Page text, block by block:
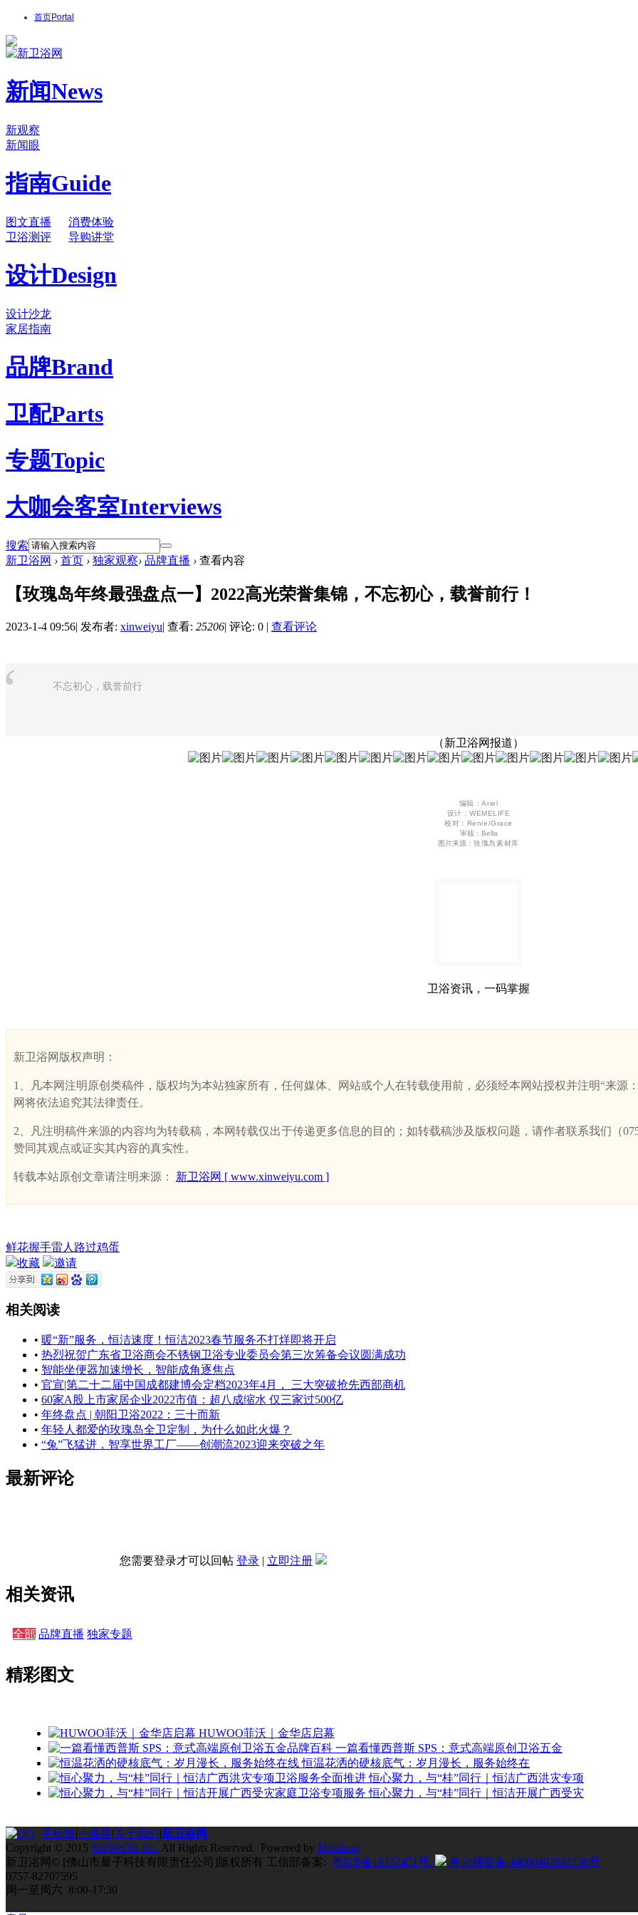
首页Portal
新闻News
新观察
新闻眼
指南Guide
图文直播
消费体验
卫浴测评
导购讲堂
设计Design
设计沙龙
家居指南
品牌Brand
卫配Parts
专题Topic
大咖会客室Interviews
搜索
新卫浴网 › 首页 › 独家观察› 品牌直播 › 查看内容
【玫瑰岛年终最强盘点一】2022高光荣誉集锦，不忘初心，载誉前行！
2023-1-4 09:56| 发布者: xinweiyu| 查看: 25206| 评论: 0 | 查看评论
不忘初心，载誉前行
（新卫浴网报道）
编辑：Ariel
设计：WEMELIFE
校对： Renie/Grace
审核：Bella
图片来源：玫瑰岛素材库
卫浴资讯，一码掌握
新卫浴网版权声明：
1、凡本网注明原创类稿件，版权均为本站独家所有，任何媒体、网站或个人在转载使用前，必须经本网站授权并注明“来源
网将依法追究其法律责任。
2、凡注明稿件来源的内容均为转载稿，本网转载仅出于传递更多信息的目的；如转载稿涉及版权问题，请作者联系我们（
赞同其观点或证实其内容的真实性。
转载本站原创文章请注明来源： 新卫浴网 [ www.xinweiyu.com ]
鲜花握手雷人 路过鸡蛋
收藏
邀请
相关阅读
• 暖“新”服务，恒洁速度！恒洁2023春节服务不打烊即将开启
• 热烈祝贺广东省卫浴商会不锈钢卫浴专业委员会第三次筹备会议圆满成功
• 智能坐便器加速增长，智能成角逐焦点
• 官宣|第二十二届中国成都建博会定档2023年4月， 三大突破抢先西部商机
• 60家A股上市家居企业2022市值：超八成缩水 仅三家过500亿
• 年终盘点 | 朝阳卫浴2022：三十而新
• 年轻人都爱的玫瑰岛全卫定制，为什么如此火爆？
• “兔”飞猛进，智享世界工厂——创潮流2023迎来突破之年
最新评论
您需要登录才可以回帖 登录 | 立即注册
相关资讯
全部 品牌直播 独家专题
精彩图文
HUWOO菲沃｜金华店启幕
一篇看懂西普斯 SPS：意式高端原创卫浴五金
恒温花洒的硬核底气：岁月漫长，服务始终在
恒心聚力，与“桂”同行｜恒洁广西洪灾专项
恒心聚力，与“桂”同行｜恒洁开展广西受灾
手机版|小黑屋|关于我们|新卫浴网
Copyright © 2015 XinWeiYu Inc. All Rights Reserved. Powered by Monihon
新卫浴网© [佛山市量子科技有限责任公司]版权所有 工信部备案: 粤ICP备18132471号
粤公网安备 44060402002136号
0757-82707595
周一至周六 8:00-17:30